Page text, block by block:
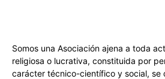
Somos una Asociación ajena a toda
religiosa o lucrativa, constituida por
carácter técnico-científico y social, se